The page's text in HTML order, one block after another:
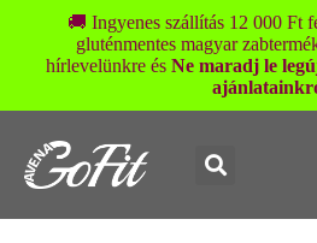
🚚 Ingyenes szállítás 12 000 Ft
gluténmentes magyar
hírlevelünkre és Ne maradj le